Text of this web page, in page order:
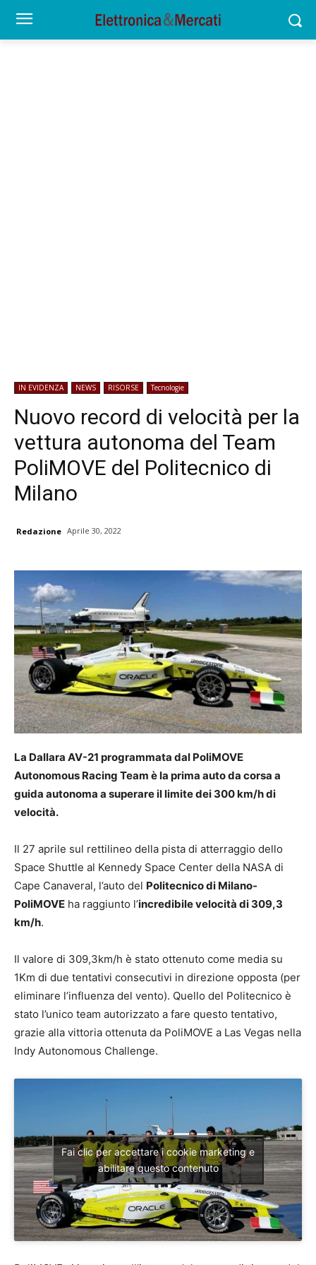
IN EVIDENZA NEWS RISORSE Tecnologie
Nuovo record di velocità per la
vettura autonoma del Team
PoliMOVE del Politecnico di
Milano
Redazione Aprile 30, 2022
La Dallara AV-21 programmata dal PoliMOVE
Autonomous Racing Team è la prima auto da corsa a
guida autonoma a superare il limite dei 300 km/h di
velocità.
Il 27 aprile sul rettilineo della pista di atterraggio dello
Space Shuttle al Kennedy Space Center della NASA di
Cape Canaveral, l’auto del Politecnico di Milano-
PoliMOVE ha raggiunto l’incredibile velocità di 309,3
km/h.
Il valore di 309,3km/h è stato ottenuto come media su
1Km di due tentativi consecutivi in direzione opposta (per
eliminare l’influenza del vento). Quello del Politecnico è
stato l’unico team autorizzato a fare questo tentativo,
grazie alla vittoria ottenuta da PoliMOVE a Las Vegas nella
Indy Autonomous Challenge.
Fai clic per accettare i cookie marketing e
abilitare questo contenuto